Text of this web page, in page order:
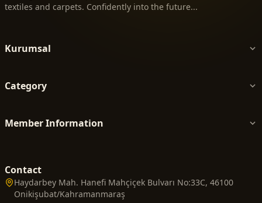
textiles and carpets. Confidently into the future...
Kurumsal
Category
Member Information
Contact
Haydarbey Mah. Hanefi Mahçiçek Bulvarı No:33C, 46100
Onikişubat/Kahramanmaraş